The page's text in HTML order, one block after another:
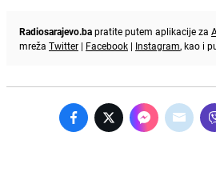
Radiosarajevo.bapratite putem aplikacije za
mreža Twitter | Facebook | Instagram, kao i